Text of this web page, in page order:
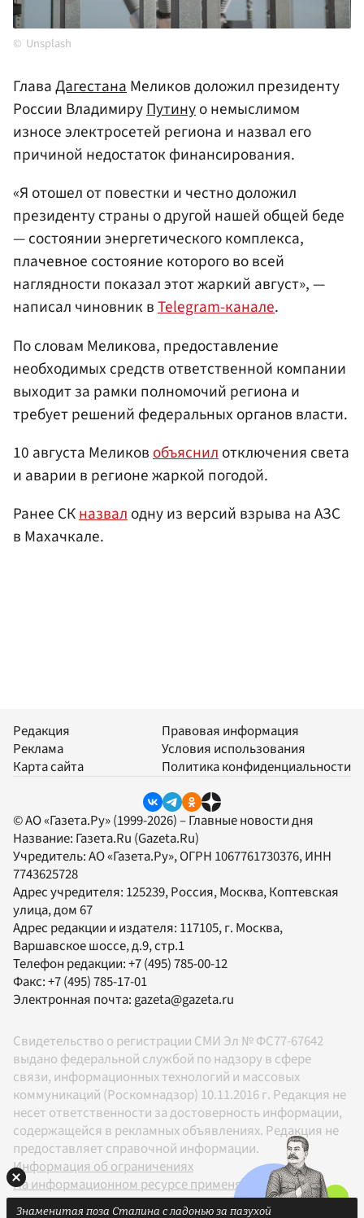
Unsplash
ГлаваДагестанаМеликов доложил президенту
России ВладимируПутинуо немыслимом
износе электросетей региона и назвал его
причиной недостаток финансирования.
«Я отошел от повестки и честно доложил
президенту страны о другой нашей общей беде
— состоянии энергетического комплекса,
плачевное состояние которого во всей
наглядности показал этот жаркий август», —
написал чиновник вTelegram-канале.
По словам Меликова, предоставление
необходимых средств ответственной компании
выходит за рамки полномочий региона и
требует решений федеральных органов власти.
10 августа Меликовобъяснилотключения света
и аварии в регионе жаркой погодой.
Ранее СКназвалодну из версий взрыва на АЗС
в Махачкале.
Редакция
Реклама
Карта сайта
Правовая информация
Условия использования
Политика конфиденциальности
© АО «Газета.Ру» (1999-2026) – Главные новости дня
Название: Газета.Ru (Gazeta.Ru)
Учредитель:АО «Газета.Ру», ОГРН 1067761730376, ИНН
7743625728
Адрес учредителя: 125239, Россия, Москва, Коптевская
улица, дом 67
Адрес редакции и издателя: 117105, г. Москва,
Варшавское шоссе, д.9, стр.1
Телефон редакции:+7 (495) 785-00-12
Факс:+7 (495) 785-17-01
Электронная почта:gazeta@gazeta.ru
Свидетельство о регистрации СМИ Эл № ФС77-67642
выдано федеральной службой по надзору в сфере
связи, информационных технологий и массовых
коммуникаций (Роскомнадзор) 10.11.2016 г. Редакция не
несет ответственности за достоверность информации,
содержащейся в рекламных объявлениях. Редакция не
предоставляет справочной информации.
Информация об ограничениях
На информационном ресурсе применяются
рекомендательные технологии в соответствии с
Знаменитая поза Сталина с ладонью за пазухой